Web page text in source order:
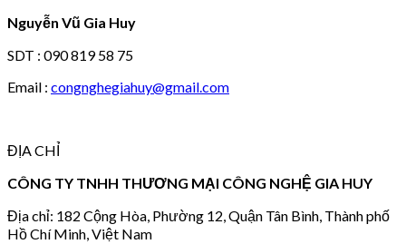
Nguyễn Vũ Gia Huy
SDT : 090 819 58 75
Email : congnghegiahuy@gmail.com
ĐỊA CHỈ
CÔNG TY TNHH THƯƠNG MẠI CÔNG NGHỆ GIA HUY
Địa chỉ: 182 Cộng Hòa, Phường 12, Quận Tân Bình, Thành phố
Hồ Chí Minh, Việt Nam